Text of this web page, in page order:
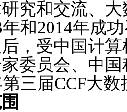
究和交流、
和2014年成
，受中国计
委员会、中
第三届CCF大